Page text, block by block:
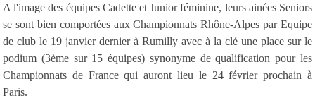
A l'image des équipes Cadette et Junior féminine, leurs ainées Seniors
se sont bien comportées aux Championnats Rhône-Alpes par Equipe
de club le 19 janvier dernier à Rumilly avec à la clé une place sur le
podium (3ème sur 15 équipes) synonyme de qualification pour les
Championnats de France qui auront lieu le 24 février prochain à
Paris.